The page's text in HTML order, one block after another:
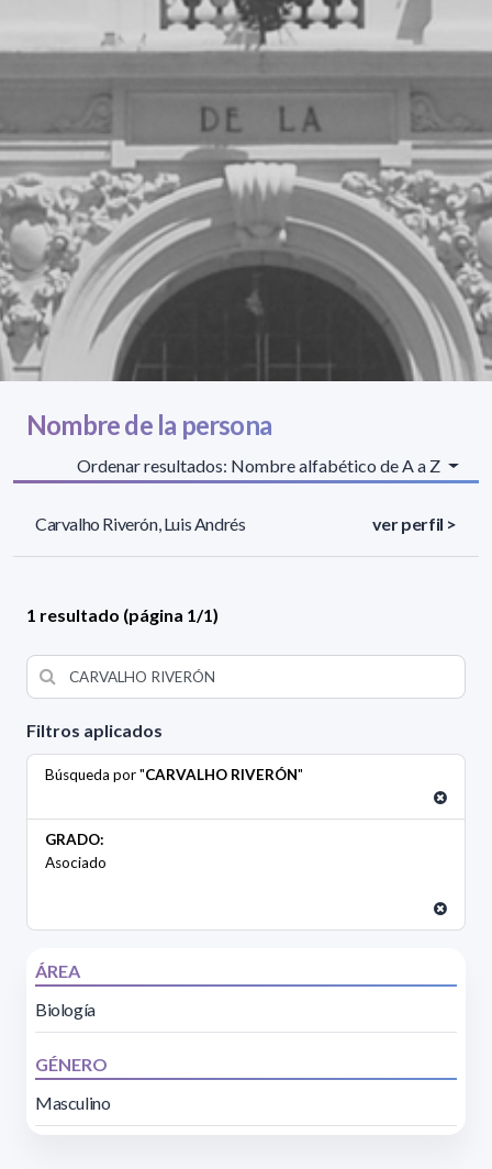
Filtros aplicados
Búsqueda por "CARVALHO RIVERÓN"
GRADO:
Asociado
ÁREA
Biología
GÉNERO
Masculino
Nombre de la persona
Ordenar resultados: Nombre alfabético de A a Z
Carvalho Riverón, Luis Andrés ver perfil >
1 resultado (página 1/1)